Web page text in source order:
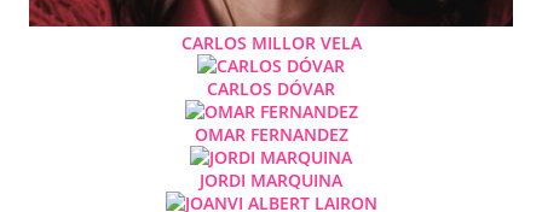
CARLOS MILLOR VELA
CARLOS DÓVAR
OMAR FERNANDEZ
JORDI MARQUINA